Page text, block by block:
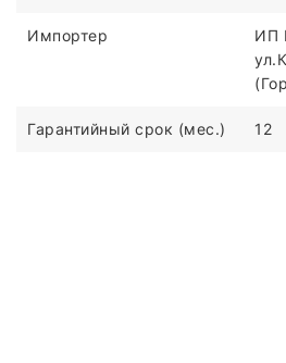
Импортер
ИП
Гарантийный срок (мес.) 12